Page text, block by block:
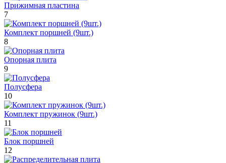
Прижимная пластина
7
Комплект поршней (9шт.)
8
Опорная плита
9
Полусфера
10
Комплект пружинок (9шт.)
11
Блок поршней
12